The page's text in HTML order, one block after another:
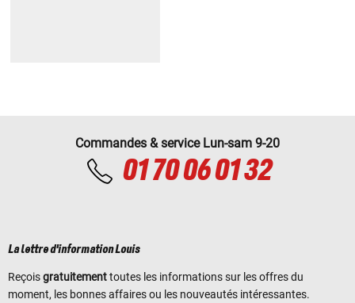
Commandes & service Lun-sam 9-20
01 70 06 01 32
La lettre d'information Louis
Reçoisgratuitementtoutes les informations sur les offres du
moment, les bonnes affaires ou les nouveautés intéressantes.